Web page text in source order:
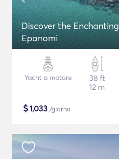
Discover the
Epanomi
Yacht a motore
38 ft
12 m
$1,033 /giorno